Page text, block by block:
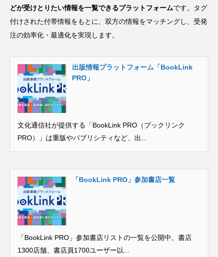
どが受けとりたい情報を一覧できるプラットフォームです。タグ
付けされた付帯情報をもとに、双方の情報をマッチングし、受発
注の効率化・最適化を実現します。
出版情報プラットフォーム「BookLink
PRO」
文化通信社が提供する「BookLink PRO（ブックリンク
PRO）」は重版やパブリシティなど、出...
「BookLink PRO」参加書店一覧
「BookLink PRO」参加書店リストの一覧を公開中。書店
1300店舗、書店員1700ユーザー以...